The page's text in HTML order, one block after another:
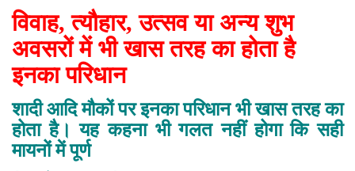
विवाह,त्यौहार, उत्सव या अन्य शुभ
अवसरों में भी खास तरह का होता है
इनका परिधान
शादी आदि मौकों पर इनका परिधान भी खास तरह का
होता है। यह कहना भी गलत नहीं होगा कि सही
मायनों में पूर्ण